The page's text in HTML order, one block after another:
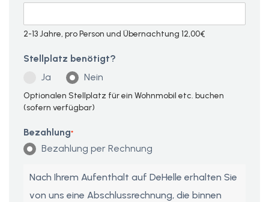
2-13 Jahre, pro Person und Übernachtung 12,00€
Stellplatz benötigt?
Ja
Nein
Optionalen Stellplatz für ein Wohnmobil etc. buchen
(sofern verfügbar)
Bezahlung*
Bezahlung per Rechnung
Nach Ihrem Aufenthalt auf DeHelle erhalten Sie
von uns eine Abschlussrechnung, die binnen